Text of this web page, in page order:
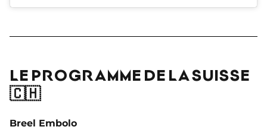
LE PROGRAMME DE LA SUISSE
🇨🇭
Breel Embolo